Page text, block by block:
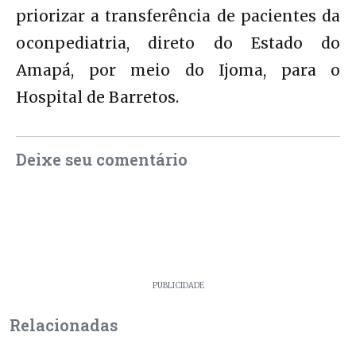
priorizar a transferência de pacientes da
oconpediatria, direto do Estado do
Amapá, por meio do Ijoma, para o
Hospital de Barretos.
Deixe seu comentário
PUBLICIDADE
Relacionadas